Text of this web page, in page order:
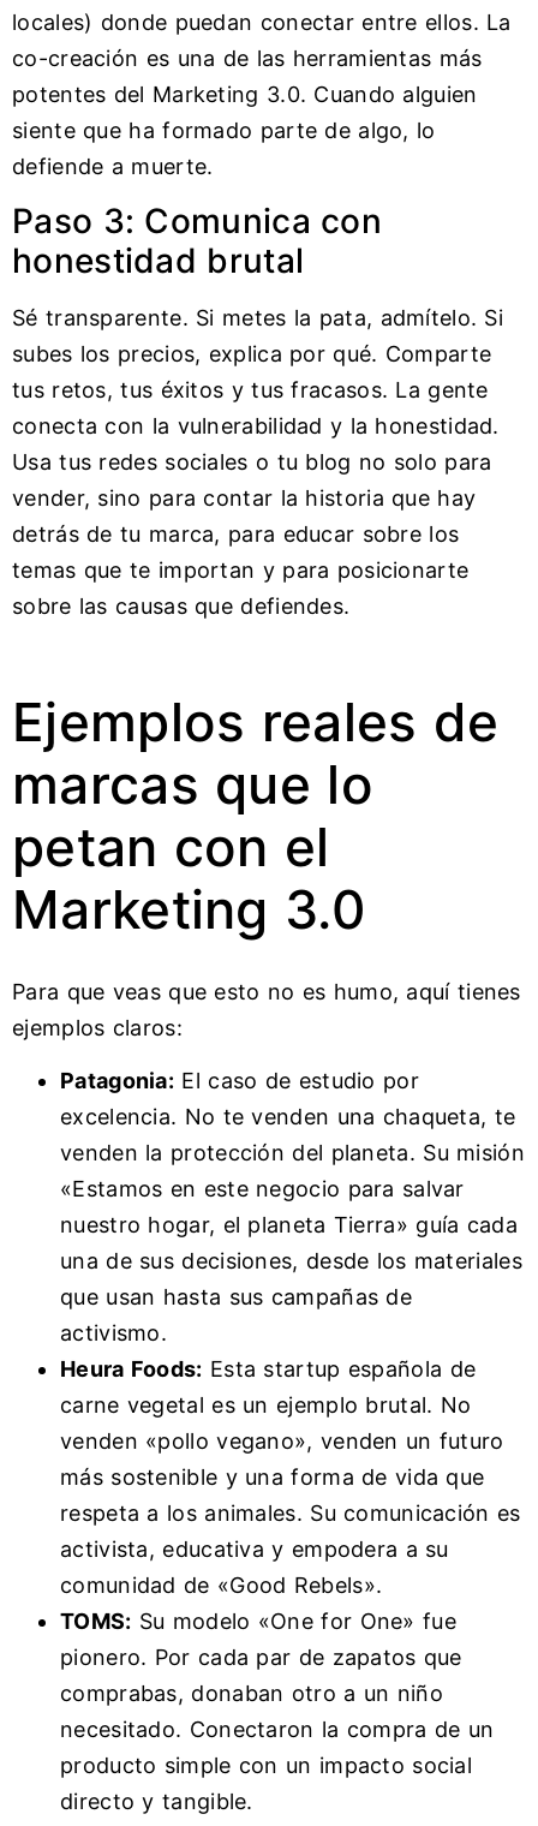
locales) donde puedan conectar entre ellos. La
co-creación es una de las herramientas más
potentes del Marketing 3.0. Cuando alguien
siente que ha formado parte de algo, lo
defiende a muerte.
Paso 3: Comunica con
honestidad brutal
Sé transparente. Si metes la pata, admítelo. Si
subes los precios, explica por qué. Comparte
tus retos, tus éxitos y tus fracasos. La gente
conecta con la vulnerabilidad y la honestidad.
Usa tus redes sociales o tu blog no solo para
vender, sino para contar la historia que hay
detrás de tu marca, para educar sobre los
temas que te importan y para posicionarte
sobre las causas que defiendes.
Ejemplos reales de
marcas que lo
petan con el
Marketing 3.0
Para que veas que esto no es humo, aquí tienes
ejemplos claros:
Patagonia: El caso de estudio por
excelencia. No te venden una chaqueta, te
venden la protección del planeta. Su misión
«Estamos en este negocio para salvar
nuestro hogar, el planeta Tierra» guía cada
una de sus decisiones, desde los materiales
que usan hasta sus campañas de
activismo.
Heura Foods: Esta startup española de
carne vegetal es un ejemplo brutal. No
venden «pollo vegano», venden un futuro
más sostenible y una forma de vida que
respeta a los animales. Su comunicación es
activista, educativa y empodera a su
comunidad de «Good Rebels».
TOMS: Su modelo «One for One» fue
pionero. Por cada par de zapatos que
comprabas, donaban otro a un niño
necesitado. Conectaron la compra de un
producto simple con un impacto social
directo y tangible.